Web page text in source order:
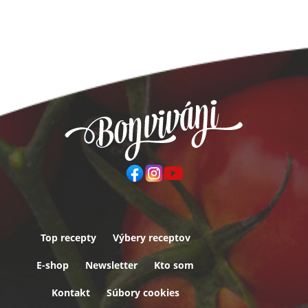
Top recepty Výbery receptov
E-shop Newsletter Kto som
Kontakt Súbory cookies